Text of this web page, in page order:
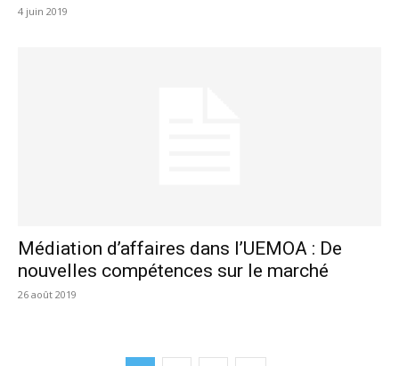
4 juin 2019
Médiation d’affaires dans l’UEMOA : De
nouvelles compétences sur le marché
26 août 2019